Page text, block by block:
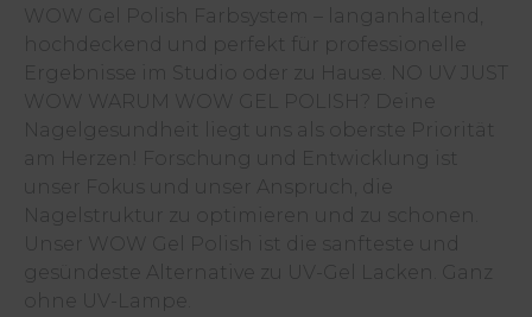
WOW Gel Polish Farbsystem – langanhaltend,
hochdeckend und perfekt für professionelle
Ergebnisse im Studio oder zu Hause. NO UV JUST
WOW WARUM WOW GEL POLISH? Deine
Nagelgesundheit liegt uns als oberste Priorität
am Herzen! Forschung und Entwicklung ist
unser Fokus und unser Anspruch, die
Nagelstruktur zu optimieren und zu schonen.
Unser WOW Gel Polish ist die sanfteste und
gesündeste Alternative zu UV-Gel Lacken. Ganz
ohne UV-Lampe.